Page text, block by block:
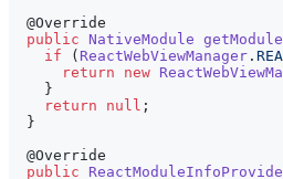
@Override
public
NativeModule getModule
if
( ReactWebViewManager .
return
new
}
return
null ;
}
@Override
public